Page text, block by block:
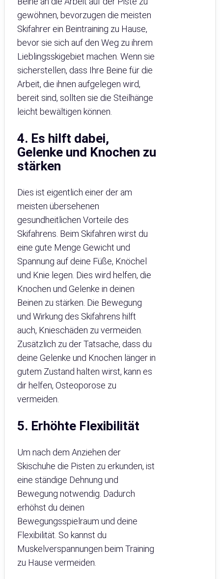
gewöhnen, bevorzugen die meisten
Skifahrer ein Beintraining zu Hause,
bevor sie sich auf den Weg zu ihrem
Lieblingsskigebiet machen. Wenn sie
sicherstellen, dass Ihre Beine für die
Arbeit, die ihnen aufgelegen wird,
bereit sind, sollten sie die Steilhänge
leicht bewältigen können.
4. Es hilft dabei,
Gelenke und Knochen zu
stärken
Dies ist eigentlich einer der am
meisten übersehenen
gesundheitlichen Vorteile des
Skifahrens. Beim Skifahren wirst du
eine gute Menge Gewicht und
Spannung auf deine Füße, Knöchel
und Knie legen. Dies wird helfen, die
Knochen und Gelenke in deinen
Beinen zu stärken. Die Bewegung
und Wirkung des Skifahrens hilft
auch, Knieschäden zu vermeiden.
Zusätzlich zu der Tatsache, dass du
deine Gelenke und Knochen länger in
gutem Zustand halten wirst, kann es
dir helfen, Osteoporose zu
vermeiden.
5. Erhöhte Flexibilität
Um nach dem Anziehen der
Skischuhe die Pisten zu erkunden, ist
eine ständige Dehnung und
Bewegung notwendig. Dadurch
erhöhst du deinen
Bewegungsspielraum und deine
Flexibilität. So kannst du
Muskelverspannungen beim Training
zu Hause vermeiden.